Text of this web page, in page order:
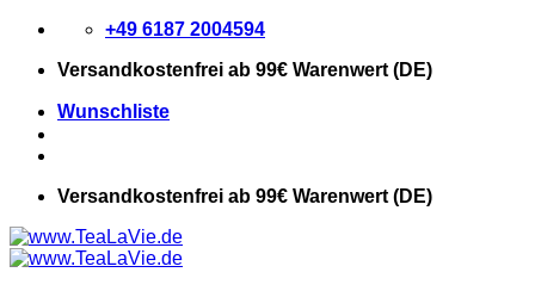
Zum
springen
+49 6187 2004594
Versandkostenfrei ab 99€ Warenwert (DE)
Wunschliste
Versandkostenfrei ab 99€ Warenwert (DE)